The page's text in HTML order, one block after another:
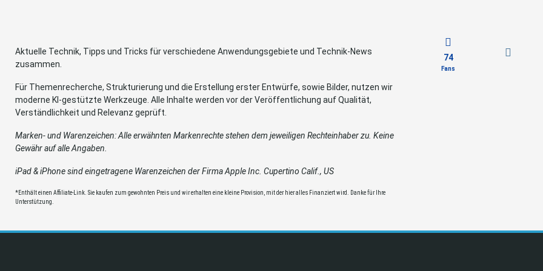
Aktuelle Technik, Tipps und Tricks für verschiedene Anwendungsgebiete und Technik-News
zusammen.
Für Themenrecherche, Strukturierung und die Erstellung erster Entwürfe, sowie Bilder, nutzen wir
moderne KI-gestützte Werkzeuge. Alle Inhalte werden vor der Veröffentlichung auf Qualität,
Verständlichkeit und Relevanz geprüft.
Marken- und Warenzeichen: Alle erwähnten Markenrechte stehen dem jeweiligen Rechteinhaber zu. Keine
Gewähr auf alle Angaben.
iPad & iPhone sind eingetragene Warenzeichen der Firma Apple Inc. Cupertino Calif., US
*Enthält einen Affiliate-Link. Sie kaufen zum gewohnten Preis und wir erhalten eine kleine Provision, mit der hier alles Finanziert wird. Danke für Ihre
Unterstützung.
74
Fans